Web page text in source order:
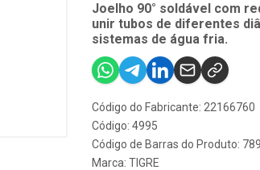
Joelho 90° soldável com
unir tubos de diferentes
sistemas de água fria.
Código do Fabricante: 22166760
Código: 4995
Código de Barras do Produto:
Marca: TIGRE